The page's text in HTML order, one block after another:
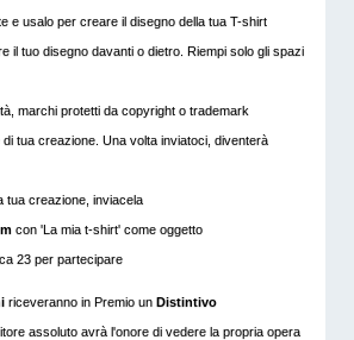
e usalo per creare il disegno della tua T-shirt
il tuo disegno davanti o dietro. Riempi solo gli spazi
marchi protetti da copyright o trademark
tua creazione. Una volta inviatoci, diventerà
tua creazione, inviacela
con 'La mia t-shirt' come oggetto
23 per partecipare
riceveranno in Premio un Distintivo
assoluto avrà l'onore di vedere la propria opera